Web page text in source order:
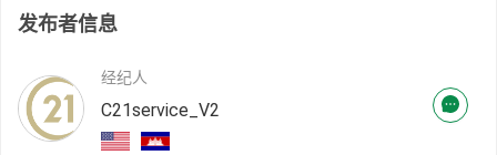
发布者信息
经纪人
C21service_V2